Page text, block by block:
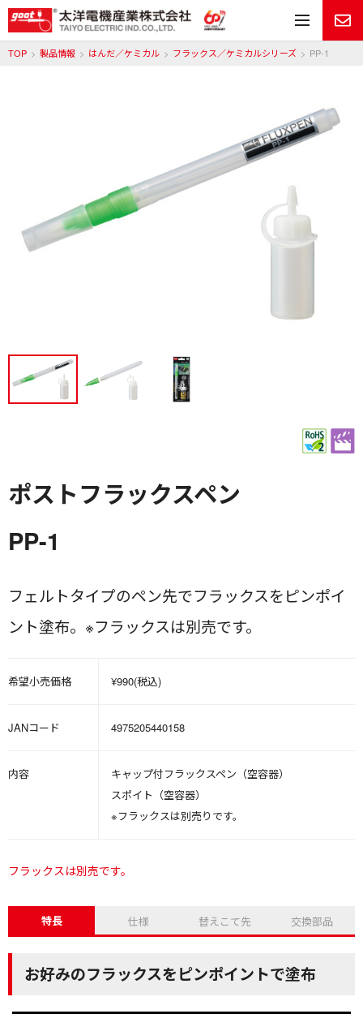
メ
TOP 製品情報 はんだ／ケミカル フラックス／ケミカルシリーズ PP-1
ポストフラックスペン
PP-1
フェルトタイプのペン先でフラックスをピンポイ
ント塗布。※フラックスは別売です。
希望小売価格 ¥990(税込)
JANコード 4975205440158
内容
キャップ付フラックスペン（空容器）
スポイト（空容器）
※フラックスは別売りです。
フラックスは別売です。
特長 仕様 替えこて先 交換部品
お好みのフラックスをピンポイントで塗布